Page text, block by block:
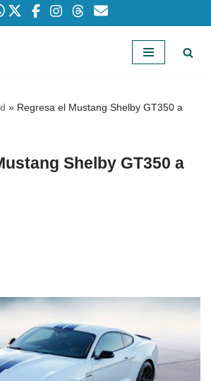
» Regresa el Mustang Shelby GT350 a
Shelby GT350 a